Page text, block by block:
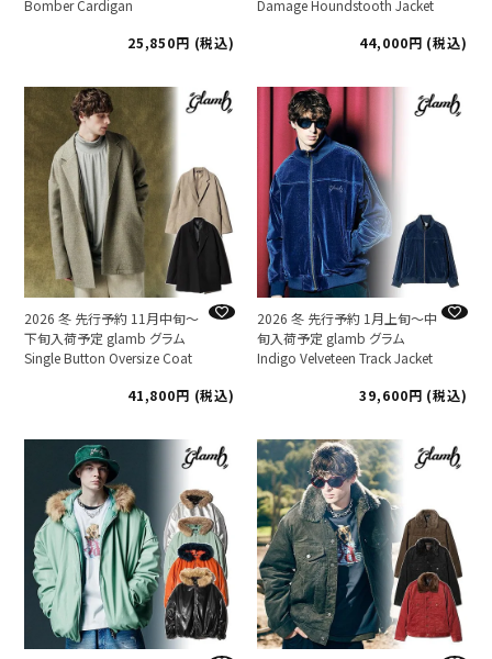
Bomber Cardigan
25,850
税込
Damage Houndstooth Jacket
44,000
税込
2026 冬 先行予約 11月中旬～
下旬入荷予定 glamb グラム
Single Button Oversize Coat
41,800
税込
2026 冬 先行予約 1月上旬～中
旬入荷予定 glamb グラム
Indigo Velveteen Track Jacket
39,600
税込